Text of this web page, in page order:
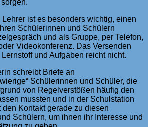
ist es besonders wichtig, einen
Schülerinnen und Schülern
und als Gruppe, per Telefon,
Videokonferenz. Das Versenden
und Aufgaben reicht nicht.
schreibt Briefe an
Schülerinnen und Schüler, die
von Regelverstößen häufig den
mussten und in der Schulstation
den Kontakt gerade zu diesen
Schülern, um ihnen ihr Interesse und